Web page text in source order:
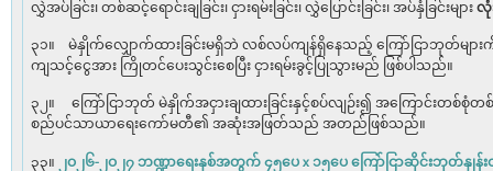
လွှဲအပ်ခြင်း၊ တစ်ဆင့်ရောင်းချခြင်း၊ ငှားရမ်းခြင်း၊ လွှဲပြောင်းခြင်း၊ အပ်နှံခြင်းများလုံ
၃၁။ မဲနှိုက်လျှောက်ထားခြင်းမရှိဘဲ လစ်လပ်ကျန်ရှိနေသည့် ကြော်ငြာဘုတ်များ
ကျသင့်ငွေအား ကြိုတင်ပေးသွင်းစေပြီး ငှားရမ်းခွင့်ပြုသွားမည် ဖြစ်ပါသည်။
၃၂။ ကြော်ငြာဘုတ် မဲနှိုက်အငှားချထားခြင်းနှင့်စပ်လျဉ်း၍ အကြောင်းတစ်စုံတ
စည်ပင်သာယာရေးကော်မတီ၏ အဆုံးအဖြတ်သည် အတည်ဖြစ်သည်။
၃၃။ ၂ဝ၂၆-၂ဝ၂၇ ဘဏ္ဍာရေးနှစ်အတွက် ၄၅ပေ x ၁၅ပေ ကြော်ငြာဆိုင်းဘုတ်နှုန်း